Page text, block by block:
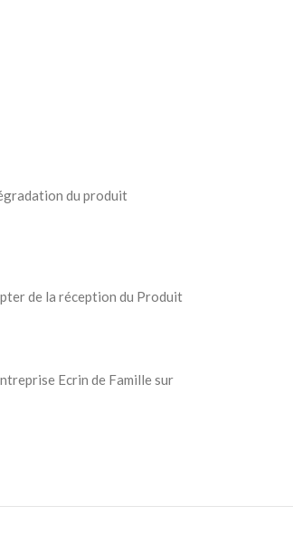
du produit
de la réception du Produit
Ecrin de Famille sur